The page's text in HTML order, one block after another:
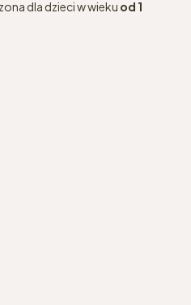
dla dzieci w wieku od 1